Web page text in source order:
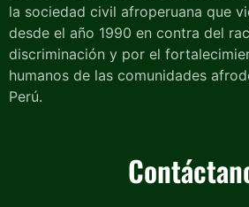
la sociedad civil afroperuana que
desde el año 1990 en contra del
discriminación y por el
humanos de las comunidades
Perú.